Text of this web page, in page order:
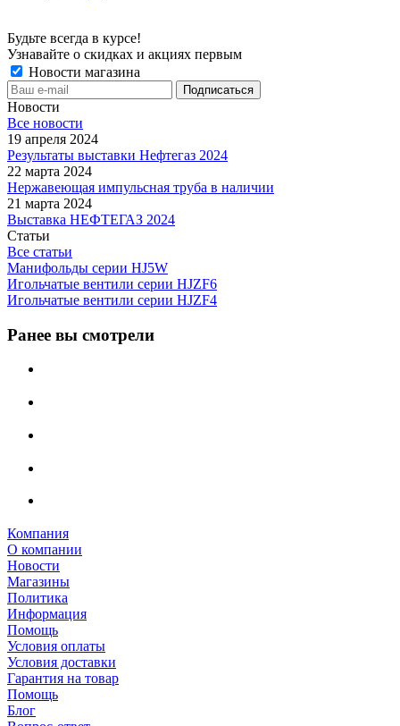
Будьте всегда в курсе!
Узнавайте о скидках и акциях первым
Новости магазина
Новости
Все новости
19 апреля 2024
Результаты выставки Нефтегаз 2024
22 марта 2024
Нержавеющая импульсная труба в наличии
21 марта 2024
Выставка НЕФТЕГАЗ 2024
Статьи
Все статьи
Манифольды серии HJ5W
Игольчатые вентили серии HJZF6
Игольчатые вентили серии HJZF4
Ранее вы смотрели
Компания
О компании
Новости
Магазины
Политика
Информация
Помощь
Условия оплаты
Условия доставки
Гарантия на товар
Помощь
Блог